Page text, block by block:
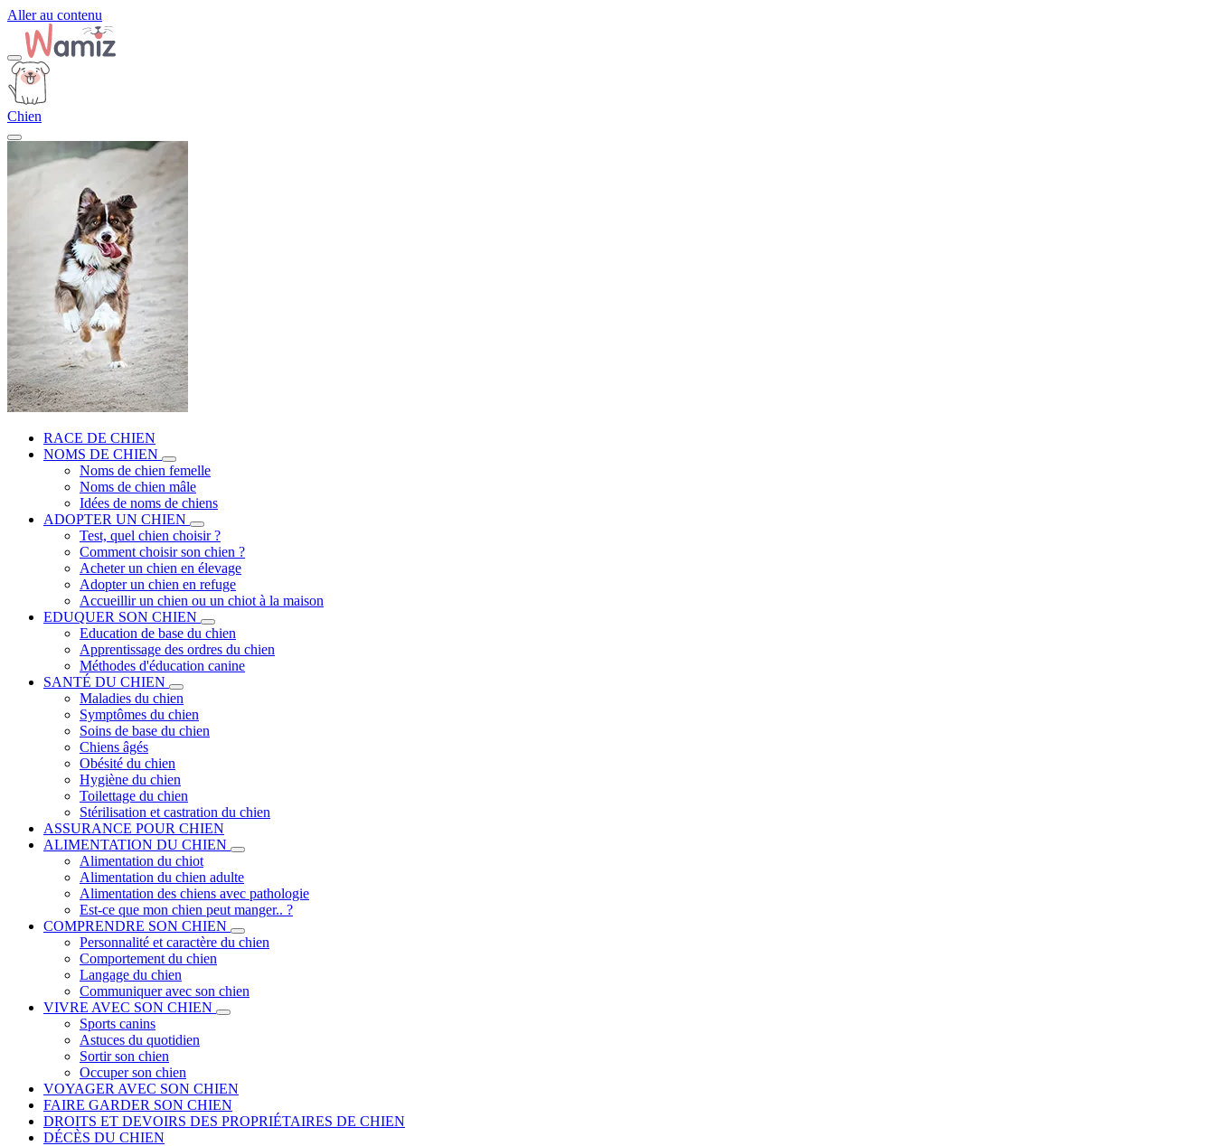
Aller au contenu
Chien
RACE DE CHIEN
NOMS DE CHIEN
Noms de chien femelle
Noms de chien mâle
Idées de noms de chiens
ADOPTER UN CHIEN
Test, quel chien choisir ?
Comment choisir son chien ?
Acheter un chien en élevage
Adopter un chien en refuge
Accueillir un chien ou un chiot à la maison
EDUQUER SON CHIEN
Education de base du chien
Apprentissage des ordres du chien
Méthodes d'éducation canine
SANTÉ DU CHIEN
Maladies du chien
Symptômes du chien
Soins de base du chien
Chiens âgés
Obésité du chien
Hygiène du chien
Toilettage du chien
Stérilisation et castration du chien
ASSURANCE POUR CHIEN
ALIMENTATION DU CHIEN
Alimentation du chiot
Alimentation du chien adulte
Alimentation des chiens avec pathologie
Est-ce que mon chien peut manger.. ?
COMPRENDRE SON CHIEN
Personnalité et caractère du chien
Comportement du chien
Langage du chien
Communiquer avec son chien
VIVRE AVEC SON CHIEN
Sports canins
Astuces du quotidien
Sortir son chien
Occuper son chien
VOYAGER AVEC SON CHIEN
FAIRE GARDER SON CHIEN
DROITS ET DEVOIRS DES PROPRIÉTAIRES DE CHIEN
DÉCÈS DU CHIEN